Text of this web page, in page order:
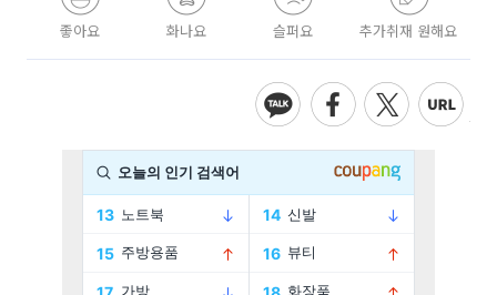
좋아요 화나요 슬퍼요 추가취재 원해요